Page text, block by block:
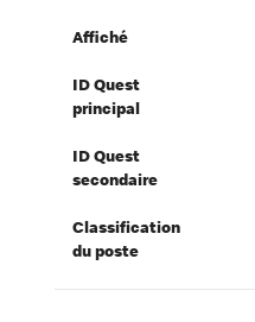
Affiché
ID Quest
principal
ID Quest
secondaire
Classification
du poste